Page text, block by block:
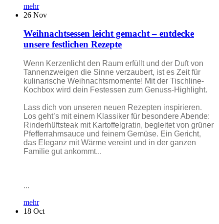
mehr
26 Nov
Weihnachtsessen leicht gemacht – entdecke
unsere festlichen Rezepte
Wenn Kerzenlicht den Raum erfüllt und der Duft von
Tannenzweigen die Sinne verzaubert, ist es Zeit für
kulinarische Weihnachtsmomente! Mit der Tischline-
Kochbox wird dein Festessen zum Genuss-Highlight.
Lass dich von unseren neuen Rezepten inspirieren.
Los geht’s mit einem Klassiker für besondere Abende:
Rinderhüftsteak mit Kartoffelgratin, begleitet von grüner
Pfefferrahmsauce und feinem Gemüse. Ein Gericht,
das Eleganz mit Wärme vereint und in der ganzen
Familie gut ankommt...
...
mehr
18 Oct